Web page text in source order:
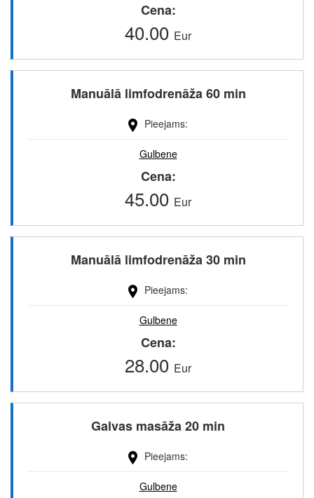
Cena
40.00 Eur
Manuālā limfodrenāža 60 min
Pieejams
Gulbene
Cena
45.00 Eur
Manuālā limfodrenāža 30 min
Pieejams
Gulbene
Cena
28.00 Eur
Galvas masāža 20 min
Pieejams
Gulbene